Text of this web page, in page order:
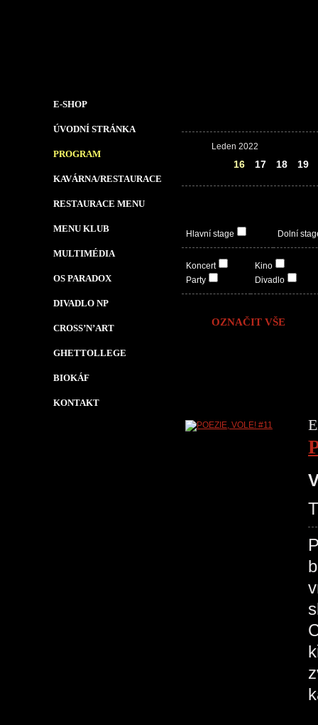
E-SHOP
ÚVODNÍ STRÁNKA
PROGRAM
KAVÁRNA/RESTAURACE
RESTAURACE MENU
MENU KLUB
MULTIMÉDIA
OS PARADOX
DIVADLO NP
CROSS’N’ART
GHETTOLLEGE
BIOKÁF
KONTAKT
Leden 2022
16 17 18 19
Hlavní stage Dolní
Koncert
Party
Kino
Divadlo
OZNAČIT VŠE